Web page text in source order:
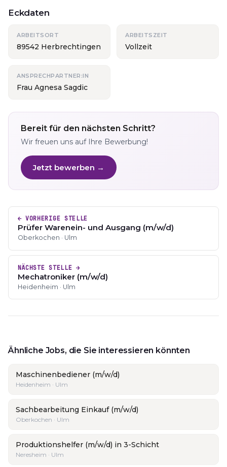
Eckdaten
ARBEITSORT
89542 Herbrechtingen
ARBEITSZEIT
Vollzeit
ANSPRECHPARTNER:IN
Frau Agnesa Sagdic
Bereit für den nächsten Schritt?
Wir freuen uns auf Ihre Bewerbung!
Jetzt bewerben →
← VORHERIGE STELLE
Prüfer Warenein- und Ausgang (m/w/d)
Oberkochen · Ulm
NÄCHSTE STELLE →
Mechatroniker (m/w/d)
Heidenheim · Ulm
Ähnliche Jobs, die Sie interessieren könnten
Maschinenbediener (m/w/d)
Heidenheim · Ulm
Sachbearbeitung Einkauf (m/w/d)
Oberkochen · Ulm
Produktionshelfer (m/w/d) in 3-Schicht
Neresheim · Ulm